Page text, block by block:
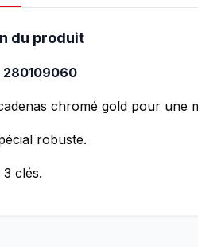
du produit
280109060
chromé gold pour une
robuste.
clés.